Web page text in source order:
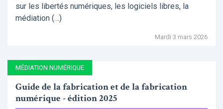
sur les libertés numériques, les logiciels libres, la
médiation (…)
Mardi 3 mars 2026
MÉDIATION NUMÉRIQUE
Guide de la fabrication et de la fabrication
numérique - édition 2025